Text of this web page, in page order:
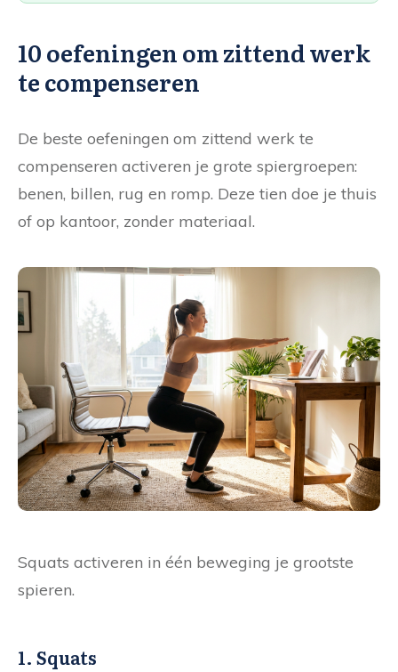
10 oefeningen om zittend werk
te compenseren
De beste oefeningen om zittend werk te
compenseren activeren je grote spiergroepen:
benen, billen, rug en romp. Deze tien doe je thuis
of op kantoor, zonder materiaal.
Squats activeren in één beweging je grootste
spieren.
1. Squats